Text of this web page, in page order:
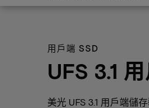
用戶端 SSD
UFS 3.1
美光 UFS 3.1 用戶端儲